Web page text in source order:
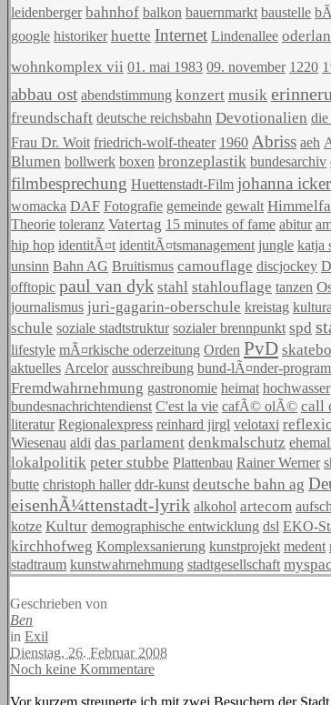
leidenberger bahnhof balkon bauernmarkt baustelle
google historiker huette Internet Lindenallee
wohnkomplex vii 01. mai 1983 09. november 1220
abbau ost abendstimmung konzert musik
freundschaft deutsche reichsbahn Devotionalien
Frau Dr. Woit friedrich-wolf-theater 1960 Abriss aeh
Blumen bollwerk boxen bronzeplastik bundesarchiv
filmbesprechung Huettenstadt-Film johanna
womacka DAF Fotografie gemeinde gewalt
Theorie toleranz Vatertag 15 minutes of fame abitur
hip hop identitÃ¤t identitÃ¤tsmanagement jungle katja
unsinn Bahn AG Bruitismus camouflage discjockey
offtopic paul van dyk stahl stahlouflage tanzen
journalismus juri-gagarin-oberschule kreistag
schule soziale stadtstruktur sozialer brennpunkt spd
lifestyle mÃ¤rkische oderzeitung Orden PvD
aktuelles Arcelor ausschreibung bund-lÃ¤nder-
Fremdwahrnehmung gastronomie heimat hochwasser
bundesnachrichtendienst C'est la vie cafÃ© olÃ© call
literatur Regionalexpress reinhard jirgl velotaxi
Wiesenau aldi das parlament denkmalschutz
lokalpolitik peter stubbe Plattenbau Rainer Werner
butte christoph haller ddr-kunst deutsche bahn ag
eisenhÃ¼ttenstadt-lyrik alkohol artecom
kotze Kultur demographische entwicklung dsl EKO-
kirchhofweg Komplexsanierung kunstprojekt medent
stadtraum kunstwahrnehmung stadtgesellschaft
Geschrieben von
Ben
in Exil
Dienstag, 26. Februar 2008
Noch keine Kommentare
Vor kurzem streunerte ich mit zwei Besuchern der